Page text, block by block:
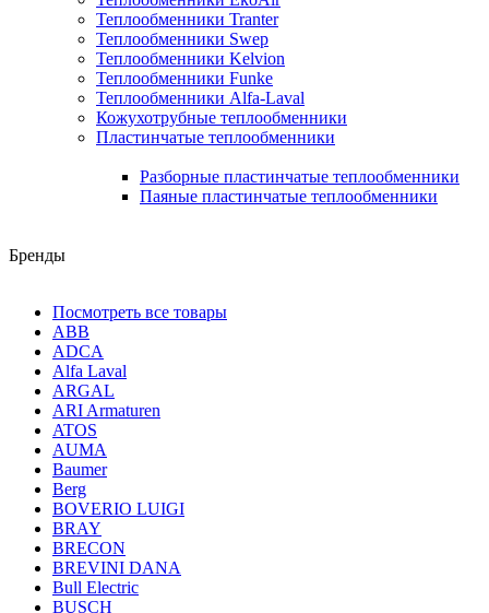
Теплообменники Tranter
Теплообменники Swep
Теплообменники Kelvion
Теплообменники Funke
Теплообменники Alfa-Laval
Кожухотрубные теплообменники
Пластинчатые теплообменники
Разборные пластинчатые теплообменники
Паяные пластинчатые теплообменники
Бренды
Посмотреть все товары
ABB
ADCA
Alfa Laval
ARGAL
ARI Armaturen
ATOS
AUMA
Baumer
Berg
BOVERIO LUIGI
BRAY
BRECON
BREVINI DANA
Bull Electric
BUSCH